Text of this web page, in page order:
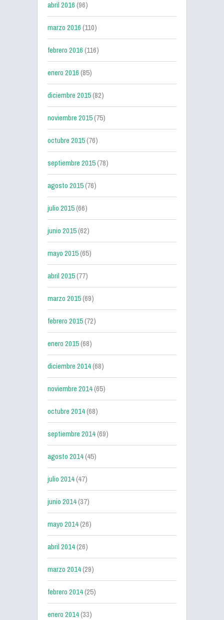
abril 2016(96)
marzo 2016(110)
febrero 2016(116)
enero 2016(85)
diciembre 2015(82)
noviembre 2015(75)
octubre 2015(76)
septiembre 2015(78)
agosto 2015(76)
julio 2015(66)
junio 2015(62)
mayo 2015(65)
abril 2015(77)
marzo 2015(69)
febrero 2015(72)
enero 2015(68)
diciembre 2014(68)
noviembre 2014(65)
octubre 2014(68)
septiembre 2014(69)
agosto 2014(45)
julio 2014(47)
junio 2014(37)
mayo 2014(26)
abril 2014(26)
marzo 2014(29)
febrero 2014(25)
enero 2014(33)